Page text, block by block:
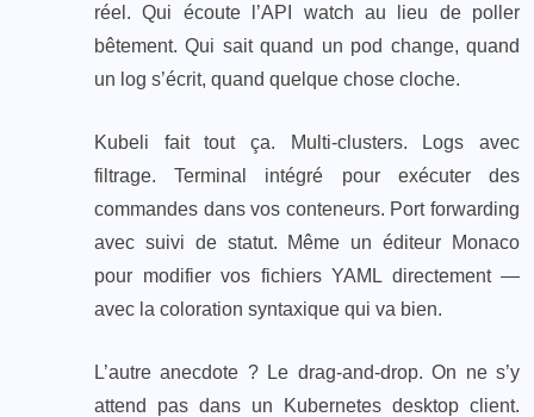
réel. Qui écoute l’API watch au lieu de poller
bêtement. Qui sait quand un pod change, quand
un log s’écrit, quand quelque chose cloche.
Kubeli fait tout ça. Multi-clusters. Logs avec
filtrage. Terminal intégré pour exécuter des
commandes dans vos conteneurs. Port forwarding
avec suivi de statut. Même un éditeur Monaco
pour modifier vos fichiers YAML directement —
avec la coloration syntaxique qui va bien.
L’autre anecdote ? Le drag-and-drop. On ne s’y
attend pas dans un Kubernetes desktop client.